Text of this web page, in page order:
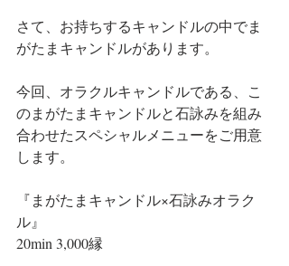
さて、お持ちするキャンドルの中でま
がたまキャンドルがあります。
今回、オラクルキャンドルである、こ
のまがたまキャンドルと石詠みを組み
合わせたスペシャルメニューをご用意
します。
『まがたまキャンドル×石詠みオラク
ル』
20min 3,000縁